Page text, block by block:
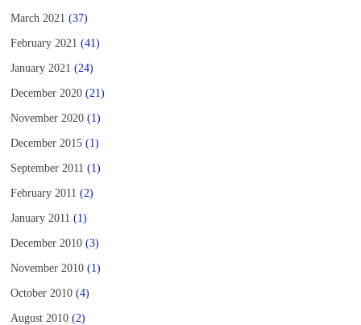
March 2021 (37)
February 2021 (41)
January 2021 (24)
December 2020 (21)
November 2020 (1)
December 2015 (1)
September 2011 (1)
February 2011 (2)
January 2011 (1)
December 2010 (3)
November 2010 (1)
October 2010 (4)
August 2010 (2)